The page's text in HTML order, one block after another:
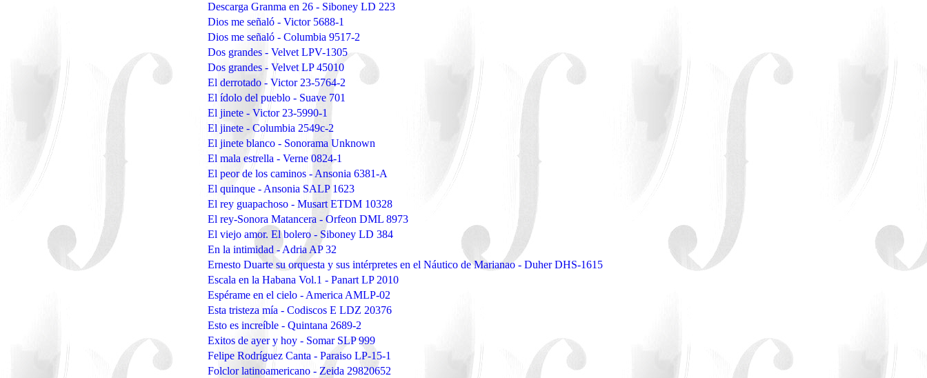
Descarga Granma en 26 - Siboney LD 223
Dios me señaló - Victor 5688-1
Dios me señaló - Columbia 9517-2
Dos grandes - Velvet LPV-1305
Dos grandes - Velvet LP 45010
El derrotado - Victor 23-5764-2
El ídolo del pueblo - Suave 701
El jinete - Victor 23-5990-1
El jinete - Columbia 2549c-2
El jinete blanco - Sonorama Unknown
El mala estrella - Verne 0824-1
El peor de los caminos - Ansonia 6381-A
El quinque - Ansonia SALP 1623
El rey guapachoso - Musart ETDM 10328
El rey-Sonora Matancera - Orfeon DML 8973
El viejo amor. El bolero - Siboney LD 384
En la intimidad - Adria AP 32
Ernesto Duarte su orquesta y sus intérpretes en el Náutico de Marianao - Duher DHS-1615
Escala en la Habana Vol.1 - Panart LP 2010
Espérame en el cielo - America AMLP-02
Esta tristeza mía - Codiscos E LDZ 20376
Esto es increíble - Quintana 2689-2
Exitos de ayer y hoy - Somar SLP 999
Felipe Rodríguez Canta - Paraiso LP-15-1
Folclor latinoamericano - Zeida 29820652